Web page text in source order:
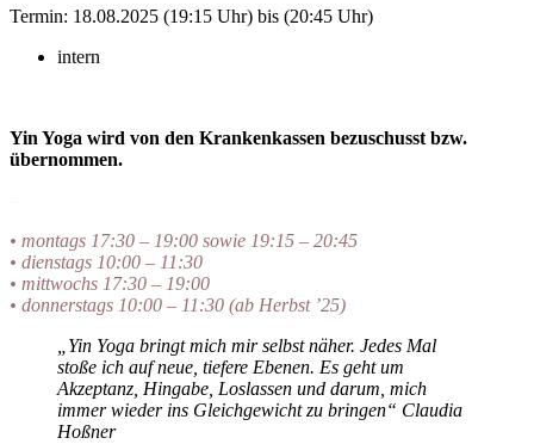
Termin: 18.08.2025 (19:15 Uhr) bis (20:45 Uhr)
intern
Yin Yoga wird von den Krankenkassen bezuschusst bzw.
übernommen.
• montags 17:30 – 19:00 sowie 19:15 – 20:45
• dienstags 10:00 – 11:30
• mittwochs 17:30 – 19:00
• donnerstags 10:00 – 11:30 (ab Herbst ’25)
„Yin Yoga bringt mich mir selbst näher. Jedes Mal
stoße ich auf neue, tiefere Ebenen. Es geht um
Akzeptanz, Hingabe, Loslassen und darum, mich
immer wieder ins Gleichgewicht zu bringen“ Claudia
Hoßner